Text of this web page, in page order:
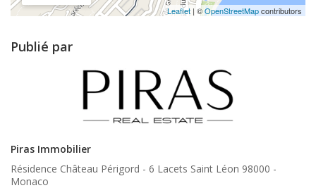
Leaflet | ©OpenStreetMapcontributors
Publié par
Piras Immobilier
Résidence Château Périgord - 6 Lacets Saint Léon 98000 -
Monaco